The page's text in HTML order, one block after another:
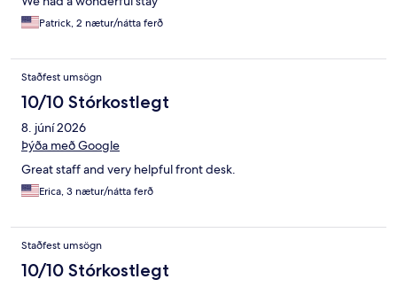
Patrick, 2 nætur/nátta ferð
Staðfest umsögn
10/10 Stórkostlegt
8. júní 2026
Þýða með Google
Great staff and very helpful front desk.
Erica, 3 nætur/nátta ferð
Staðfest umsögn
10/10 Stórkostlegt